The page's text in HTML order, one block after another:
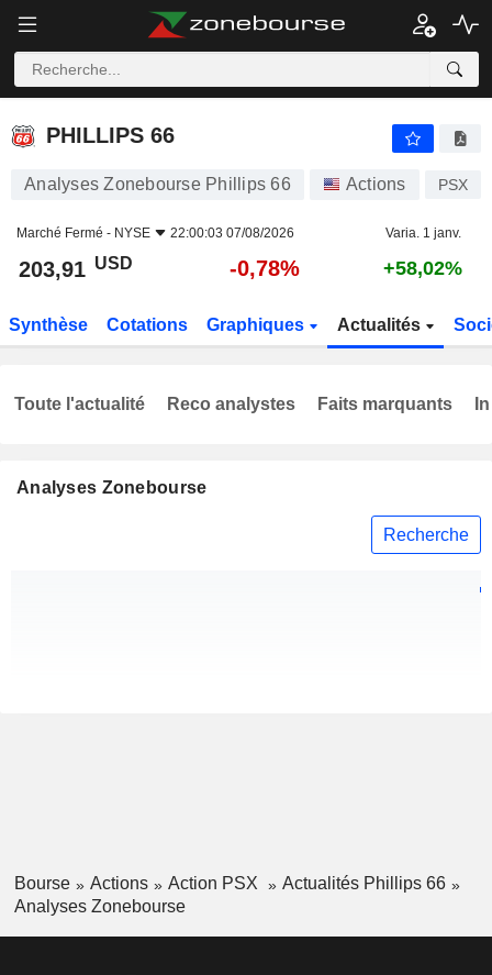
PHILLIPS 66
PHILLIPS 66
Analyses Zonebourse Phillips 66 Actions PSX
Marché Fermé - NYSE 22:00:03 07/08/2026 Varia. 1 janv.
203,91 USD -0,78% +58,02%
Synthèse Cotations Graphiques Actualités
Analyses Zonebourse
Recherche
Toute l'actualité Reco analystes Faits marquants
Bourse Actions Action PSX
Actualités Phillips 66
Analyses Zonebourse